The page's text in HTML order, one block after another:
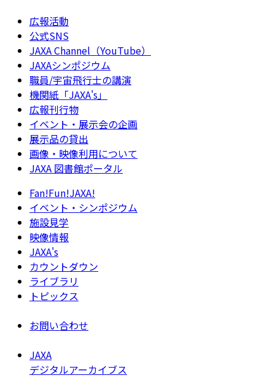
広報活動
公式SNS
JAXA Channel（YouTube）
JAXAシンポジウム
職員/宇宙飛行士の講演
機関紙「JAXA's」
広報刊行物
イベント・展示会の企画
展示品の貸出
画像・映像利用について
JAXA 図書館ポータル
Fan!Fun!JAXA!
イベント・シンポジウム
施設見学
映像情報
JAXA's
カウントダウン
ライブラリ
トピックス
お問い合わせ
JAXA
デジタルアーカイブス